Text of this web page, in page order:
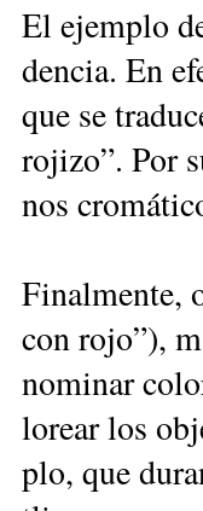
El ejem­plo
den­cia. En
que se
ro­ji­zo”. Por
nos
Fi­nal­men­te,
con ro­jo”),
no­mi­nar
lo­rear los
plo, que